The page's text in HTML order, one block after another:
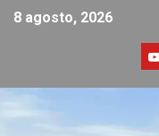
8 agosto, 2026